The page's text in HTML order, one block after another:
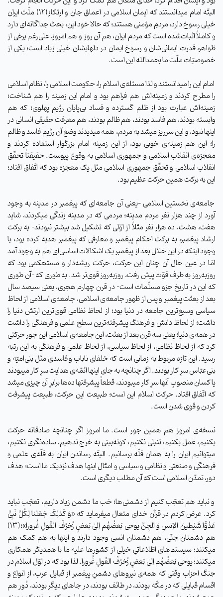
البتّه امام میدانستند که ایمان اسلامی در اعماق جان و ارتکاز(۱۲) ملّت ایران
خیلی رسوخ دارد، مردمِ مؤمنی هستند؛ که حالا خود این، بحث جداگانه‌ای دارد
و کاملاً اثبات‌شده است که مردم ایران، هم آن روز و هم امروز، علی‌رغم برخی از
ظواهر، قدرت ایمانی‌شان و رسوخ ایمان در دلهایشان خیلی زیاد است؛ یکی از
خصوصیّات ملّت ما بحمدالله این است.
امام این را میدانستند و لذا مسئله‌ی اسلام را، حکومت اسلامی را، نظام اسلامی
را مطرح کردند و زمینه‌اش هم فراهم بود و امام این زمینه را هم شناخت؛
زمینه‌اش عبارت بود از ظلم گسترده و فساد بی‌پایان رژیم پهلوی؛ که هم
وابسته بودند، هم فاسد بودند، هم ظالم بودند، هم معرفت حقیقی انسانی در
اینها نبود، و این سرریز میشد به مردم، همه میدیدند وضع آن رژیم فاسد و ظالم
را؛ این هم زمینه‌ی خوبی بود، از این زمینه امام بزرگوار استفاده کردند و
معجزه‌ی انقلاب اسلامی و جمهوری اسلامی به وقوع پیوست. حقیقتاً تحقّق
انقلاب اسلامی و تحقّق جمهوری اسلامی مثل یک معجزه بود که اتّفاق افتاد؛
این به برکت همین حرکت عظیم بود.
جامعه‌ی نخستین اسلامی -یعنی آن جامعه‌ای که پیغمبر در مدینه به وجود
آورد از چند هزار نفر مردم مدینه؛ مردمی که در مدینه زندگی میکردند، شاید
هفت، هشت، ده هزار نفر مثلاً از اوّلی که تشکیل شد بیشتر نبودند- به برکت
ارشاد پیغمبر، به برکت احکام پیغمبر و معارفی که پیغمبر هدیه کرده بود، با
وجود اینکه در این خلال بعد از پیغمبر یک اشکالات اساسی‌ای هم به وجود آمد
امّا در عین حال آن چنان این حرکت، حرکت ریشه‌دار و مستحکمی بود که
روز‌به‌روز به طرف قوّت پیش رفت، روز‌به‌روز قوی‌تر شد. به طوری که -آن طوری
که این در تاریخ جزو مسلّمات است- در قرن چهارم هجری، یعنی سیصد سال
بعد از بعثت پیغمبر و پس از ظهور جامعه‌ی اسلامی، جامعه‌ی اسلامی از لحاظ
سیاسی وسیع‌ترین جامعه در دنیا بود؛ از لحاظ نظامی قوی‌ترین ارتش دنیا را
داشت؛ از لحاظ دانش و فرهنگ پیشرفته‌ترین سطح علمی و فرهنگی را داشت
در همه‌ی دنیا؛ یعنی سه قرن بعد از بعثت، این جامعه‌ی اسلامی این جور حرکتی
کرد که از لحاظ نظامی، از لحاظ سیاسی، از لحاظ علمی و فرهنگی به این رتبه
رسید. این تازه مربوط به زمانی است که خلفای ناباب و فاسدی مثل بنی‌امیّه و
بنی‌عبّاس سرِ کار بودند. اگر چنانچه به جای اینها ائمّه‌ی هدایت سرِ کار میبودند
یا کسان منصوبِ آنها سرِ کار میبودند، قطعاً پیشرفتها ده‌ها برابرِ آن چیزی میشد
که اتّفاق افتاد. حرکت اسلام این است؛ طبیعت این حرکت، طبیعت پیشرفت
کردن و قوی شدن است.
نسخه‌ی امروز هم همین جور است. ما امروز اگر چنانچه صادقانه حرکت
بکنیم، عمل بکنیم، تنبلی نکنیم، کوته‌بینی به خرج ندهیم، ساده‌نگری نکنیم،
میتوانیم ایران را به همان قلّه برسانیم. البتّه رساندن ایران به قلّه‌ی علمی و
فرهنگی و صنعتی و نظامی و سیاسی و امثال اینها هدف نزدیک ما است؛ هدف
دور، تمدّن اسلامی است که آن مطلب دیگری است.
و نباید هم تعجّب کنیم از دشمنی‌ها؛ خب ما دشمن زیاد داریم، تعجّب نباید
کرد. عرض کردم در قرآن خدای متعال میفرماید که «وَ کَذٰلِکَ جَعَلنا لِکُلِّ نَبِیٍّ
عَدُوًّا شَیٰطینَ الاِنسِ وَ الجِنِّ یوحی بَعضُهُم اِلیٰ بَعضٍ زُخرُفَ القَولِ غُرورا»؛(۱۳)
هم دشمنان جنّی، هم دشمنان انسی وجود دارند و اینها به هم کمک هم
میکنند؛ سیستم‌های اطّلاعاتیِ خیلی از کشورها علیه ما با همدیگر همکاری
میکنند؛ یوحی بَعضُهُم اِلیٰ بَعضٍ زُخرُفَ القَولِ غُرورا. لذا بود که در اوّل اسلام در
جنگ احزاب وقتی که همه‌ی نیروهای دشمنِ پیغمبر از قبایل عرب، از انواع و
اقسام قبایلی که در مکّه بودند، در طائف بودند، در جاهای دیگر بودند، دُور هم